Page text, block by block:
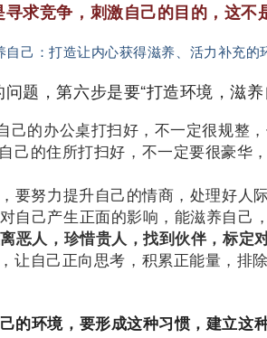
求竞争，刺激自己的目的，这
自己：打造让内心获得滋养、活力补充的
题，第六步是要“打造环境，滋
己的办公桌打扫好，不一定很规整
己的住所打扫好，不一定要很豪华
要努力提升自己的情商，处理好人
自己产生正面的影响，能滋养自己
恶人，珍惜贵人，找到伙伴，标定
让自己正向思考，积累正能量，排
的环境，要形成这种习惯，建立这